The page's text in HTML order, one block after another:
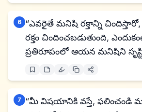
6 “ఎవరైతే మనిషి రక్తాన్ని
రక్తం చిందించబడుతుంది, ఎందుకంటే
ప్రతిరూపంలో ఆయన మనిషిని
7
“మీ విషయానికి వస్తే, ఫలించండి